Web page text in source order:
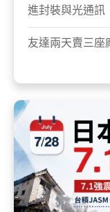
進封裝與光通訊
友達兩天賣三